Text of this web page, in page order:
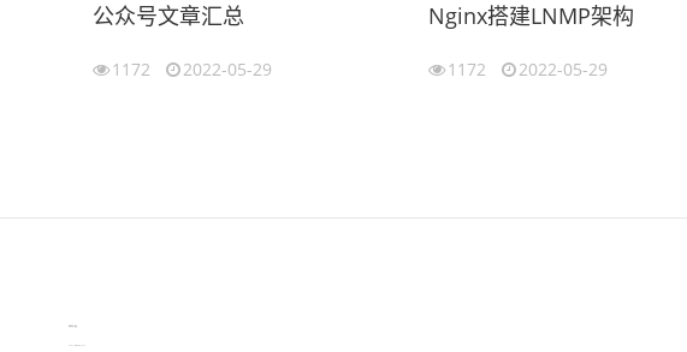
公众号文章汇总
1172 2022-05-29
Nginx搭建LNMP架构
1172 2022-05-29